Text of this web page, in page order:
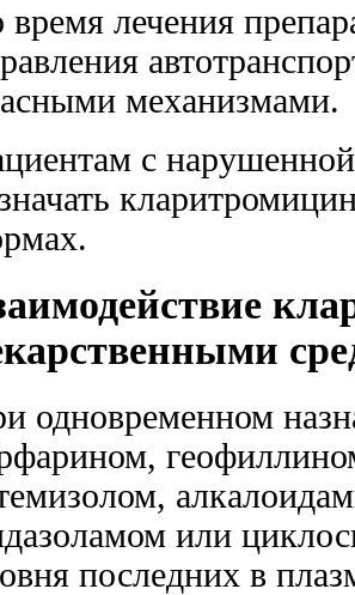
лечения
механизмами.
с
одновременном
или
последних в